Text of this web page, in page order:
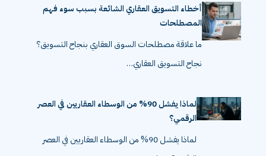
أخطاء التسويق العقاري الشائعة بسبب سوء فهم
المصطلحات
ما علاقة مصطلحات السوق العقاري بنجاح التسويق؟
نجاح التسويق العقاري…
لماذا يفشل 90% من الوسطاء العقاريين في العصر
الرقمي؟
لماذا يفشل 90% من الوسطاء العقاريين في العصر